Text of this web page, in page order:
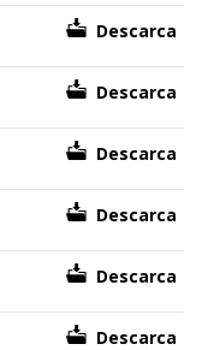
Descarca
Descarca
Descarca
Descarca
Descarca
Descarca